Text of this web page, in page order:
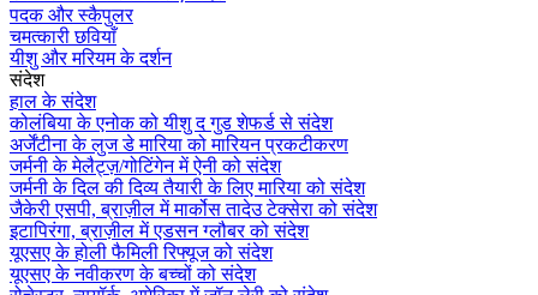
पदक और स्कैपुलर
चमत्कारी छवियाँ
यीशु और मरियम के दर्शन
संदेश
हाल के संदेश
कोलंबिया के एनोक को यीशु द गुड शेफर्ड से संदेश
अर्जेंटीना के लुज डे मारिया को मारियन प्रकटीकरण
जर्मनी के मेलैट्ज़/गोटिंगेन में ऐनी को संदेश
जर्मनी के दिल की दिव्य तैयारी के लिए मारिया को संदेश
जैकेरी एसपी, ब्राज़ील में मार्कोस तादेउ टेक्सेरा को संदेश
इटापिरंगा, ब्राज़ील में एडसन ग्लौबर को संदेश
यूएसए के होली फैमिली रिफ्यूज को संदेश
यूएसए के नवीकरण के बच्चों को संदेश